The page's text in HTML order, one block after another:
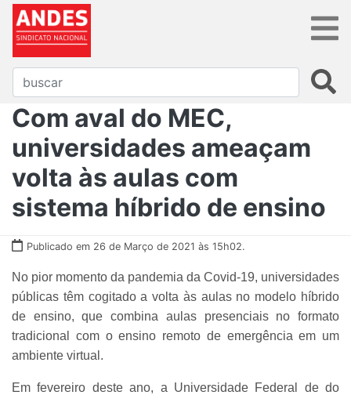
Com aval do MEC,
universidades ameaçam
volta às aulas com
sistema híbrido de ensino
Publicado em 26 de Março de 2021 às 15h02.
No pior momento da pandemia da Covid-19, universidades
públicas têm cogitado a volta às aulas no modelo híbrido
de ensino, que combina aulas presenciais no formato
tradicional com o ensino remoto de emergência em um
ambiente virtual.
Em fevereiro deste ano, a Universidade Federal de do